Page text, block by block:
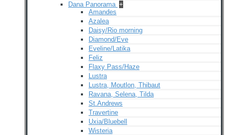
Dana Panorama +
Amandes
Azalea
Daisy/Rio morning
Diamond/Eve
Eveline/Latika
Feliz
Flaxy Pass/Haze
Lustra
Lustra, Moutlon, Thibaut
Ravana, Selena, Tilda
St.Andrews
Travertine
Uxia/Bluebell
Wisteria